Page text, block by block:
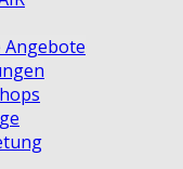
Angebote